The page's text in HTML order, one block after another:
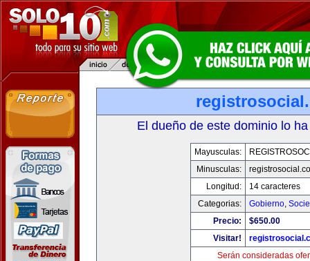
El dueño de este dominio lo
Mayusculas:
Minusculas:
Longitud:
14 caracteres
Categorias:
Gobierno,
Precio:
$650.00
Visitar!
Serán consideradas